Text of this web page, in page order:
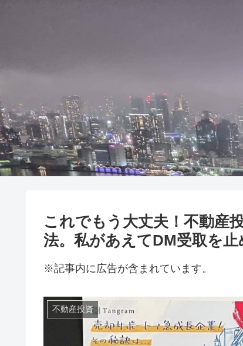
これでもう大丈夫！不動産
法。私があえてDM受取を止
※記事内に広告が含まれています。
不動産投資